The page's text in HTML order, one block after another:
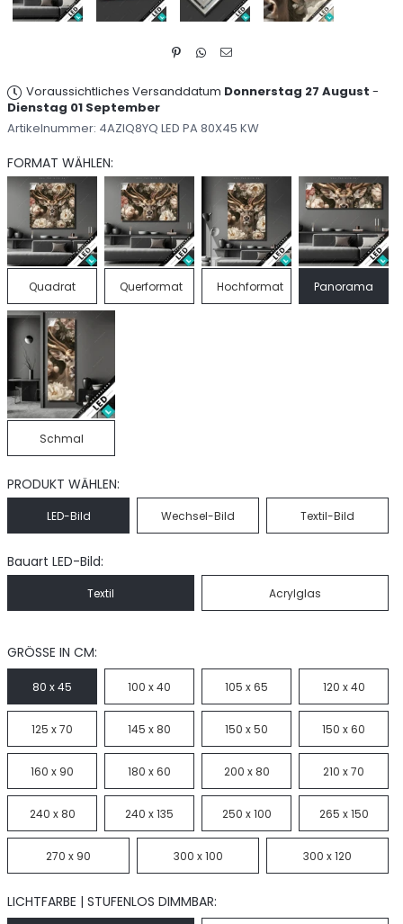
Voraussichtliches Versanddatum Donnerstag 27 August -
Dienstag 01 September
Artikelnummer: 4AZIQ8YQ LED PA 80X45 KW
FORMAT WÄHLEN:
Quadrat Querformat Hochformat Panorama
Schmal
PRODUKT WÄHLEN:
LED-Bild Wechsel-Bild Textil-Bild
Bauart LED-Bild:
Textil Acrylglas
GRÖSSE IN CM:
80 x 45 100 x 40 105 x 65 120 x 40
125 x 70 145 x 80 150 x 50 150 x 60
160 x 90 180 x 60 200 x 80 210 x 70
240 x 80 240 x 135 250 x 100 265 x 150
270 x 90 300 x 100 300 x 120
LICHTFARBE | STUFENLOS DIMMBAR: